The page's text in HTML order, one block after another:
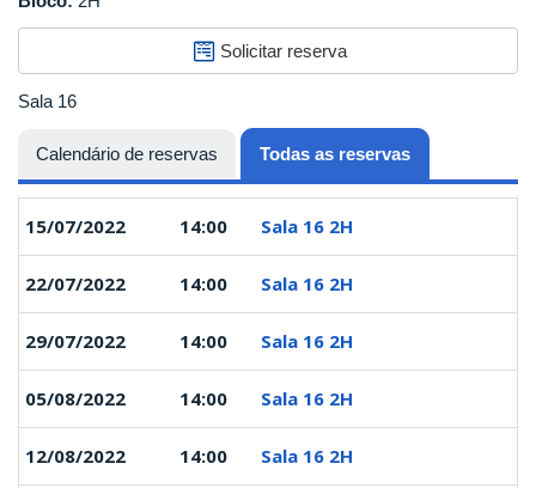
Solicitar reserva
Sala 16
Calendário de reservas Todas as reservas
15/07/2022 14:00 Sala 16 2H
22/07/2022 14:00 Sala 16 2H
29/07/2022 14:00 Sala 16 2H
05/08/2022 14:00 Sala 16 2H
12/08/2022 14:00 Sala 16 2H